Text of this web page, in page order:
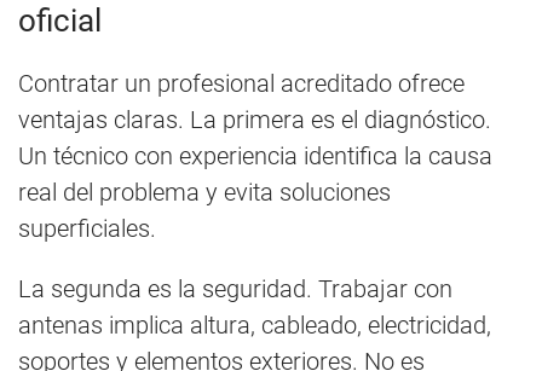
oficial
Contratar un profesional acreditado ofrece
ventajas claras. La primera es el diagnóstico.
Un técnico con experiencia identifica la causa
real del problema y evita soluciones
superficiales.
La segunda es la seguridad. Trabajar con
antenas implica altura, cableado, electricidad,
soportes y elementos exteriores. No es